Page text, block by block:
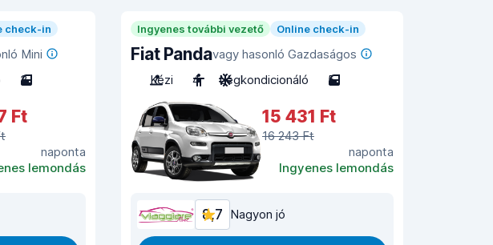
check-in
Mini
3
Ft
naponta
lemondás
Ingyenes további vezető Online check-in
Fiat Pandavagy hasonló Gazdaságos
Kézi
4 Légkondicionáló 5
15 431 Ft
16 243 Ft
naponta
Ingyenes lemondás
8,7 Nagyon jó